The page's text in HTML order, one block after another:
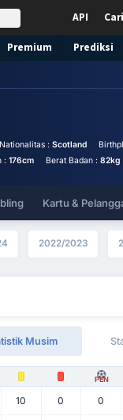
API
Premium Prediksi
Nationalitas : Scotland
: 176cm Berat Badan :82kg
Kartu &
2022/2023
Musim
PEN
10 0 0